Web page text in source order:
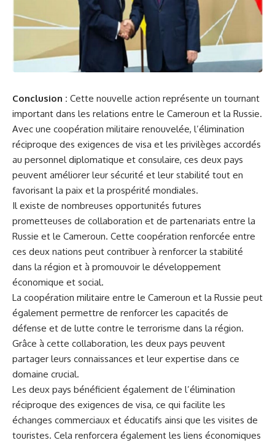
Conclusion : Cette nouvelle action représente ‍un tournant
important‍ dans les relations entre le Cameroun et la Russie.
Avec⁢ une coopération ⁢militaire renouvelée,‍ l’élimination
⁣réciproque des exigences ‌de visa et les privilèges⁢ accordés
au personnel diplomatique et consulaire, ces deux pays
peuvent ⁣améliorer leur sécurité et ‍leur ​stabilité tout en
favorisant la paix et la prospérité mondiales.
Il existe de nombreuses opportunités futures
prometteuses de collaboration et ‌de partenariats entre la
Russie et le Cameroun. ⁣Cette coopération ​renforcée entre
ces deux nations peut contribuer à⁣ renforcer la stabilité
‍dans ​la région et à promouvoir ‍le ⁣ développement
économique et social.
La coopération militaire entre le Cameroun et ​la Russie peut
également permettre de renforcer les capacités de
défense et de lutte ⁣contre le ⁢terrorisme dans la région.
Grâce à cette collaboration, les deux pays peuvent
partager leurs connaissances et leur expertise dans ce
domaine crucial.
Les deux pays⁢ bénéficient également de l’élimination⁣
réciproque des exigences de visa, ce qui facilite les
échanges commerciaux et éducatifs ‌ainsi que les‌ visites de
touristes. ​Cela renforcera également les liens économiques